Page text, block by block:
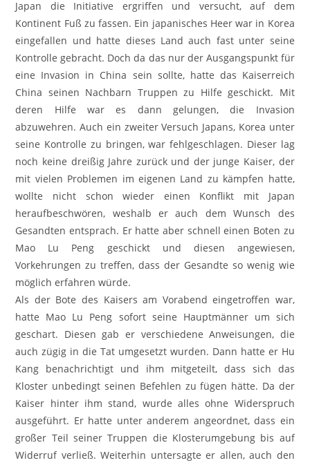
Japan die Initiative ergriffen und versucht, auf dem
Kontinent Fuß zu fassen. Ein japanisches Heer war in Korea
eingefallen und hatte dieses Land auch fast unter seine
Kontrolle gebracht. Doch da das nur der Ausgangspunkt für
eine Invasion in China sein sollte, hatte das Kaiserreich
China seinen Nachbarn Truppen zu Hilfe geschickt. Mit
deren Hilfe war es dann gelungen, die Invasion
abzuwehren. Auch ein zweiter Versuch Japans, Korea unter
seine Kontrolle zu bringen, war fehlgeschlagen. Dieser lag
noch keine dreißig Jahre zurück und der junge Kaiser, der
mit vielen Problemen im eigenen Land zu kämpfen hatte,
wollte nicht schon wieder einen Konflikt mit Japan
heraufbeschwören, weshalb er auch dem Wunsch des
Gesandten entsprach. Er hatte aber schnell einen Boten zu
Mao Lu Peng geschickt und diesen angewiesen,
Vorkehrungen zu treffen, dass der Gesandte so wenig wie
möglich erfahren würde.
Als der Bote des Kaisers am Vorabend eingetroffen war,
hatte Mao Lu Peng sofort seine Hauptmänner um sich
geschart. Diesen gab er verschiedene Anweisungen, die
auch zügig in die Tat umgesetzt wurden. Dann hatte er Hu
Kang benachrichtigt und ihm mitgeteilt, dass sich das
Kloster unbedingt seinen Befehlen zu fügen hätte. Da der
Kaiser hinter ihm stand, wurde alles ohne Widerspruch
ausgeführt. Er hatte unter anderem angeordnet, dass ein
großer Teil seiner Truppen die Klosterumgebung bis auf
Widerruf verließ. Weiterhin untersagte er allen, auch den